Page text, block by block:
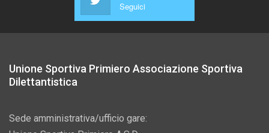
Seguici
Unione Sportiva Primiero Associazione Sportiva
Dilettantistica
Sede amministrativa/ufficio gare: